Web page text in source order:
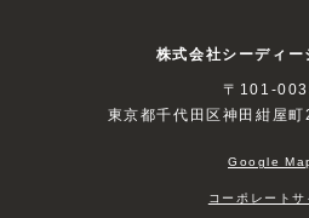
株式会社シーディ
〒101-
東京都千代田区神田紺屋
Google
コーポレートサ